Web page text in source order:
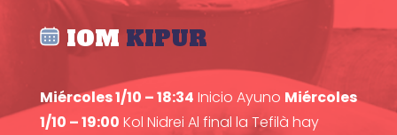
IOM KIPUR
Miércoles 1/10 – 18:34 Inicio Ayuno Miércoles
1/10 – 19:00 Kol Nidrei Al final la Tefilà hay